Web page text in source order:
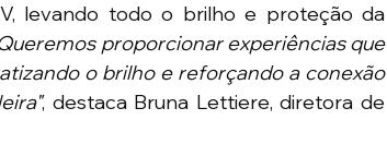
levando todo o brilho e proteção da
proporcionar experiências que
o brilho e reforçando a conexão
, destaca Bruna Lettiere, diretora de